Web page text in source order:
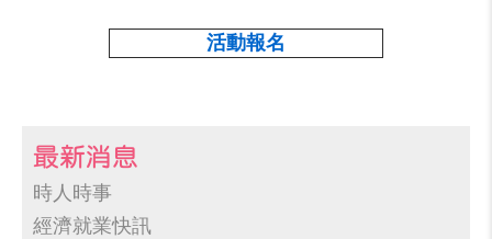
活動報名
最新消息
時人時事
經濟就業快訊